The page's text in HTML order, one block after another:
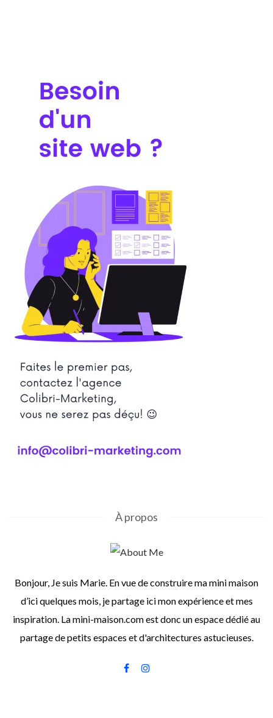
À propos
Bonjour, Je suis Marie. En vue de construire ma mini maison
d’ici quelques mois, je partage ici mon expérience et mes
inspiration. La mini-maison.com est donc un espace dédié au
partage de petits espaces et d'architectures astucieuses.